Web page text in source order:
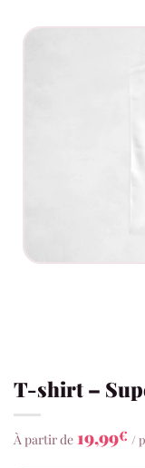
T-shirt –
À partir de 19,99€ /